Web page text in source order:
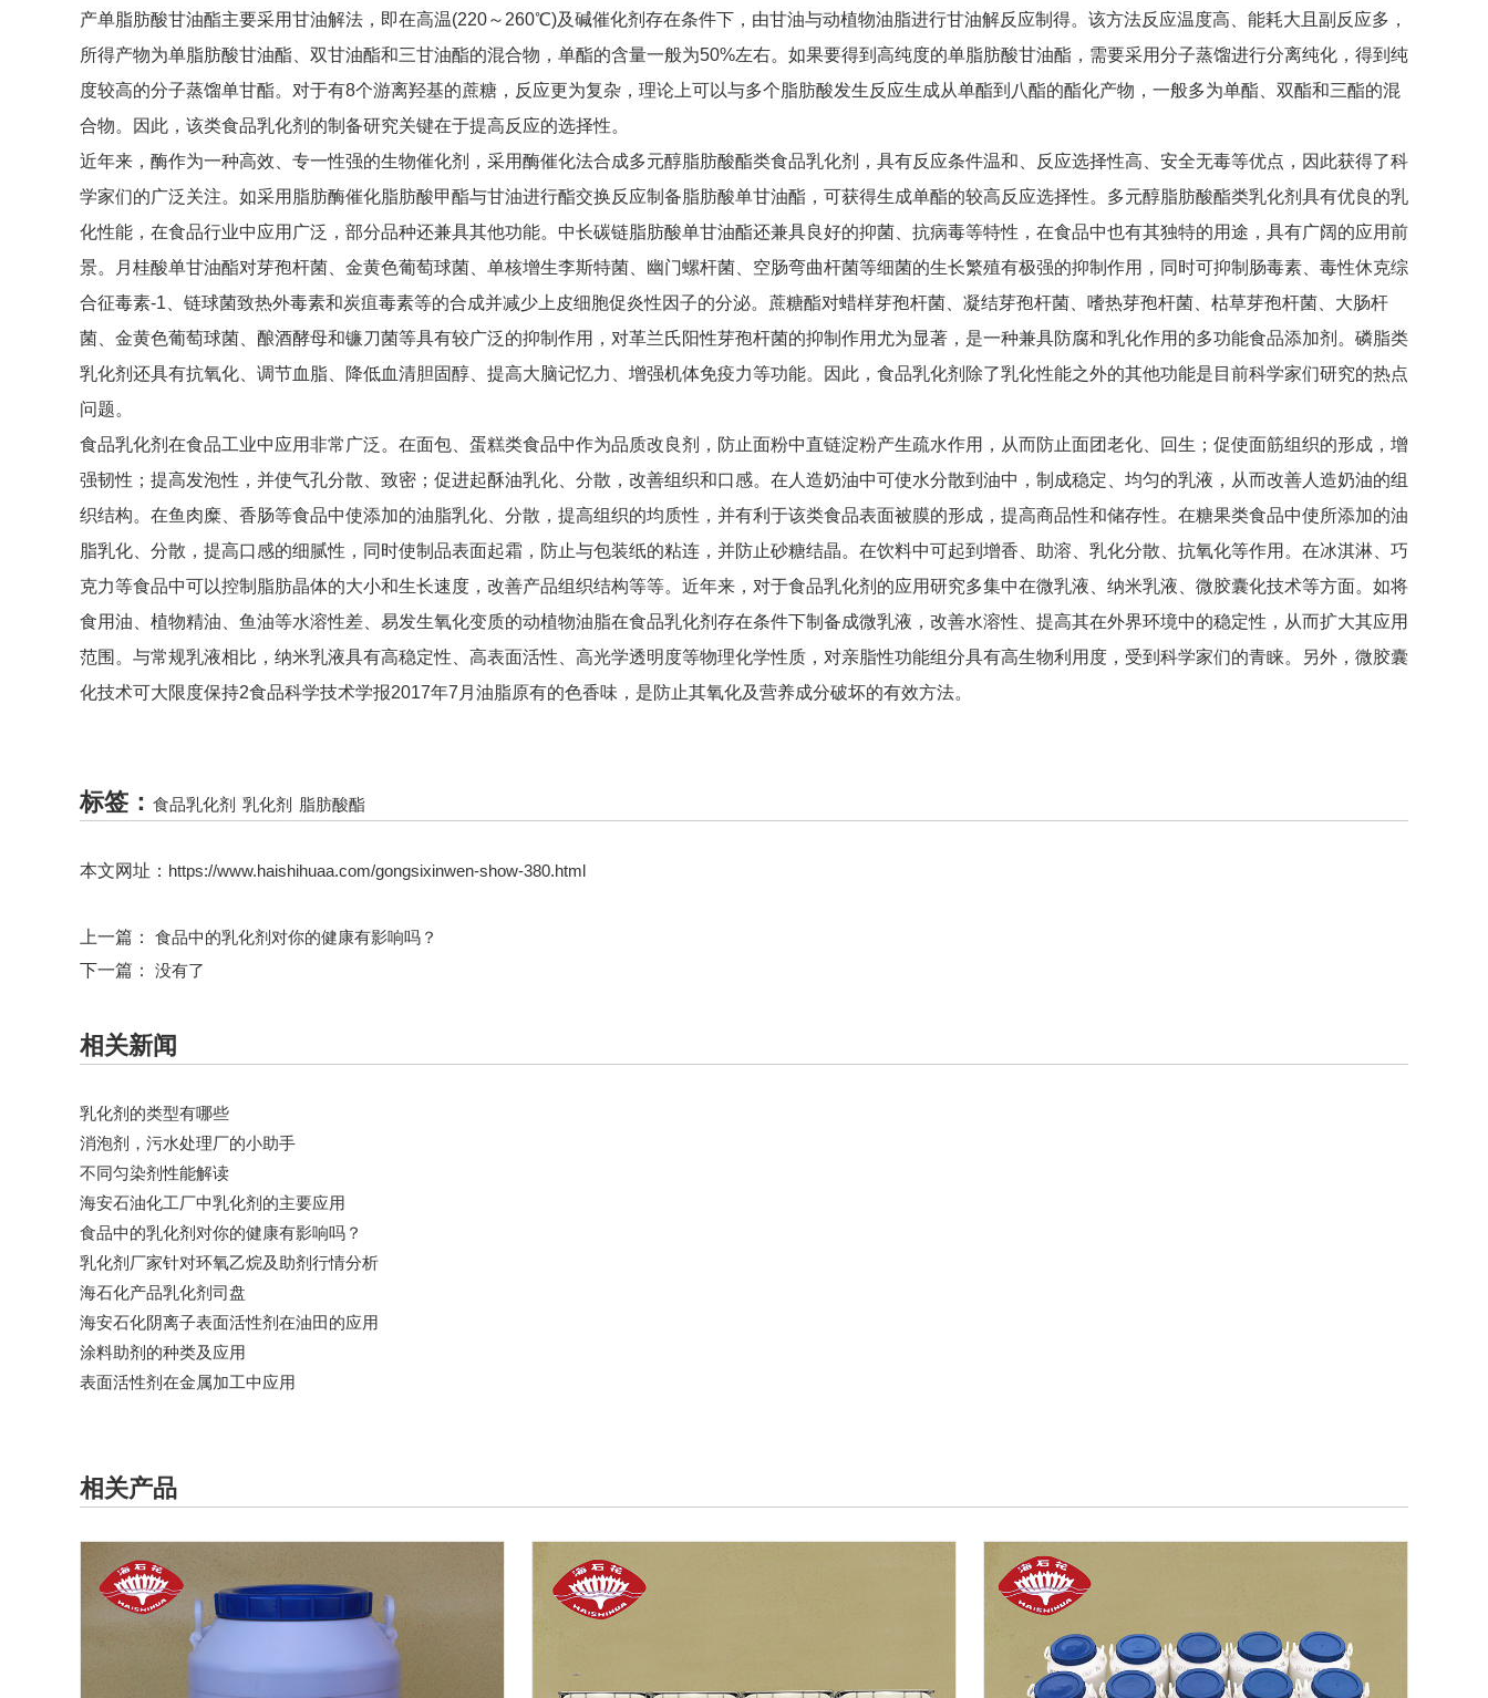
产单脂肪酸甘油酯主要采用甘油解法，即在高温(220～260℃)及碱催化剂存在条件下，由甘油与动植物油脂进行甘油解反应制得。该方法反应温度高、能耗大且副反应多，
所得产物为单脂肪酸甘油酯、双甘油酯和三甘油酯的混合物，单酯的含量一般为50%左右。如果要得到高纯度的单脂肪酸甘油酯，需要采用分子蒸馏进行分离纯化，得到纯
度较高的分子蒸馏单甘酯。对于有8个游离羟基的蔗糖，反应更为复杂，理论上可以与多个脂肪酸发生反应生成从单酯到八酯的酯化产物，一般多为单酯、双酯和三酯的混
合物。因此，该类食品乳化剂的制备研究关键在于提高反应的选择性。
近年来，酶作为一种高效、专一性强的生物催化剂，采用酶催化法合成多元醇脂肪酸酯类食品乳化剂，具有反应条件温和、反应选择性高、安全无毒等优点，因此获得了科
学家们的广泛关注。如采用脂肪酶催化脂肪酸甲酯与甘油进行酯交换反应制备脂肪酸单甘油酯，可获得生成单酯的较高反应选择性。多元醇脂肪酸酯类乳化剂具有优良的乳
化性能，在食品行业中应用广泛，部分品种还兼具其他功能。中长碳链脂肪酸单甘油酯还兼具良好的抑菌、抗病毒等特性，在食品中也有其独特的用途，具有广阔的应用前
景。月桂酸单甘油酯对芽孢杆菌、金黄色葡萄球菌、单核增生李斯特菌、幽门螺杆菌、空肠弯曲杆菌等细菌的生长繁殖有极强的抑制作用，同时可抑制肠毒素、毒性休克综
合征毒素-1、链球菌致热外毒素和炭疽毒素等的合成并减少上皮细胞促炎性因子的分泌。蔗糖酯对蜡样芽孢杆菌、凝结芽孢杆菌、嗜热芽孢杆菌、枯草芽孢杆菌、大肠杆
菌、金黄色葡萄球菌、酿酒酵母和镰刀菌等具有较广泛的抑制作用，对革兰氏阳性芽孢杆菌的抑制作用尤为显著，是一种兼具防腐和乳化作用的多功能食品添加剂。磷脂类
乳化剂还具有抗氧化、调节血脂、降低血清胆固醇、提高大脑记忆力、增强机体免疫力等功能。因此，食品乳化剂除了乳化性能之外的其他功能是目前科学家们研究的热点
问题。
食品乳化剂在食品工业中应用非常广泛。在面包、蛋糕类食品中作为品质改良剂，防止面粉中直链淀粉产生疏水作用，从而防止面团老化、回生；促使面筋组织的形成，增
强韧性；提高发泡性，并使气孔分散、致密；促进起酥油乳化、分散，改善组织和口感。在人造奶油中可使水分散到油中，制成稳定、均匀的乳液，从而改善人造奶油的组
织结构。在鱼肉糜、香肠等食品中使添加的油脂乳化、分散，提高组织的均质性，并有利于该类食品表面被膜的形成，提高商品性和储存性。在糖果类食品中使所添加的油
脂乳化、分散，提高口感的细腻性，同时使制品表面起霜，防止与包装纸的粘连，并防止砂糖结晶。在饮料中可起到增香、助溶、乳化分散、抗氧化等作用。在冰淇淋、巧
克力等食品中可以控制脂肪晶体的大小和生长速度，改善产品组织结构等等。近年来，对于食品乳化剂的应用研究多集中在微乳液、纳米乳液、微胶囊化技术等方面。如将
食用油、植物精油、鱼油等水溶性差、易发生氧化变质的动植物油脂在食品乳化剂存在条件下制备成微乳液，改善水溶性、提高其在外界环境中的稳定性，从而扩大其应用
范围。与常规乳液相比，纳米乳液具有高稳定性、高表面活性、高光学透明度等物理化学性质，对亲脂性功能组分具有高生物利用度，受到科学家们的青睐。另外，微胶囊
化技术可大限度保持2食品科学技术学报2017年7月油脂原有的色香味，是防止其氧化及营养成分破坏的有效方法。
标签： 食品乳化剂 乳化剂 脂肪酸酯
本文网址： https://www.haishihuaa.com/gongsixinwen-show-380.html
上一篇：
食品中的乳化剂对你的健康有影响吗？
下一篇：
没有了
相关新闻
乳化剂的类型有哪些
消泡剂，污水处理厂的小助手
不同匀染剂性能解读
海安石油化工厂中乳化剂的主要应用
食品中的乳化剂对你的健康有影响吗？
乳化剂厂家针对​环氧乙烷及助剂行情分析
海石化产品乳化剂司盘
海安石化阴离子表面活性剂在油田的应用
涂料助剂的种类及应用
表面活性剂在金属加工中应用
相关产品